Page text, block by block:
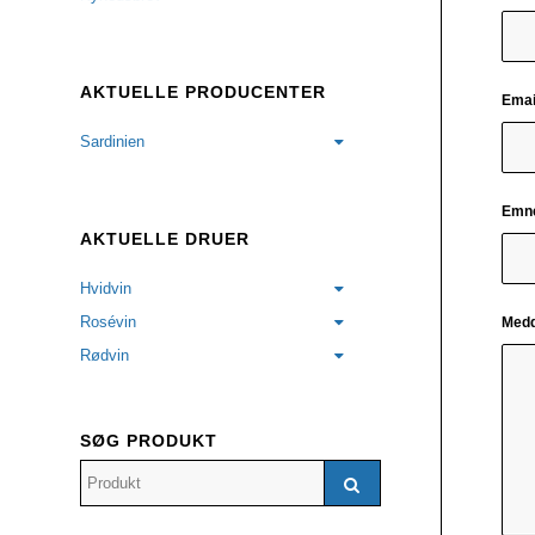
Email
AKTUELLE PRODUCENTER
Sardinien
AKTUELLE DRUER
Hvidvin
Rosévin
Rødvin
SØG PRODUKT